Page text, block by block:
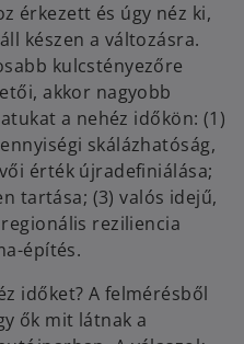
érkezett és úgy néz ki,
készen a változásra.
kulcstényezőre
akkor nagyobb
a nehéz időkön: (1)
skálázhatóság,
érték újradefiniálása;
tartása; (3) valós idejű,
reziliencia
építés.
időket? A felmérésből
ők mit látnak a